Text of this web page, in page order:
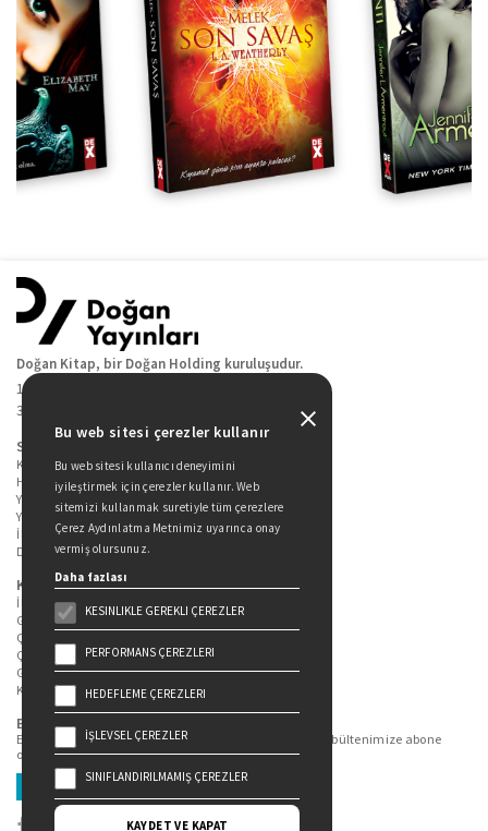
Doğan Kitap, bir Doğan Holding kuruluşudur.
19 Mayıs Cad. Golden Plaza No:1 Kat:10
34360 / Şişli / İstanbul
Sitede Yer Alan Sayfalar
Kitaplarımız
Hakkımızda
Yazarlarımız
Yazar Adayları İçin
İletişim
Duygu Asena Roman Ödülü
Kişisel Verilerin Korunması
İlgili Kişi Başvuru Formu
Genel Aydınlatma Metni
Çekiliş Aydınlatma Metni
Çerez Aydınlatma Metni
Gizlilik Politikası
Kullanım Şartları
Bizi Takip Edin...
En güncel kitap ve etkinliklerden haberdar olmak için bültenimize abone
olun.
Üye Ol
Bu web sitesi çerezler kullanır
Bu web sitesi kullanıcı deneyimini
iyileştirmek için çerezler kullanır. Web
sitemizi kullanmak suretiyle tüm çerezlere
Çerez Aydınlatma Metnimiz uyarınca onay
vermiş olursunuz.
Daha fazlası
KESINLIKLE GEREKLI ÇEREZLER
PERFORMANS ÇEREZLERI
HEDEFLEME ÇEREZLERI
İŞLEVSEL ÇEREZLER
SINIFLANDIRILMAMIŞ ÇEREZLER
KAYDET VE KAPAT